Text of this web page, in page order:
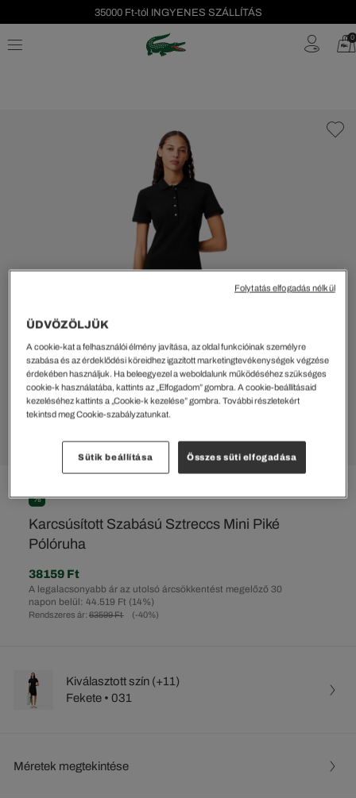
35000 Ft-tól INGYENES SZÁLLÍTÁS
Szezonális leárazás akár -40%! 0
%
Karcsúsított Szabású Sztreccs Mini Piké
Pólóruha
Rendszeres ár: 63599 Ft (-40%)
A legalacsonyabb ár az utolsó árcsökkentést megelőző 30
napon belül: 44.519 Ft (14%)
38159 Ft
Kiválasztott szín (+11)
Fekete • 031
Méretek megtekintése
ÜDVÖZÖLJÜK
A cookie-kat a felhasználói élmény javítása, az oldal funkcióinak személyre
szabása és az érdeklődési köreidhez igazított marketingtevékenységek végzése
érdekében használjuk. Ha beleegyezel a weboldalunk működéséhez szükséges
cookie-k használatába, kattints az „Elfogadom” gombra. A cookie-beállításaid
kezeléséhez kattints a „Cookie-k kezelése” gombra. További részletekért
tekintsd meg Cookie-szabályzatunkat.
Sütik beállítása Összes süti elfogadása
Folytatás elfogadás nélkül